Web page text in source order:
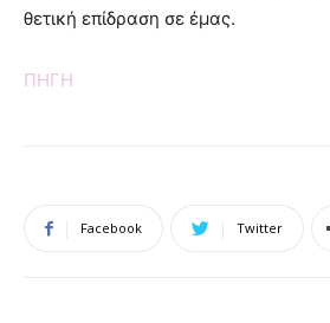
θετική επίδραση σε έμας.
ΠΗΓΗ
Facebook Twitter